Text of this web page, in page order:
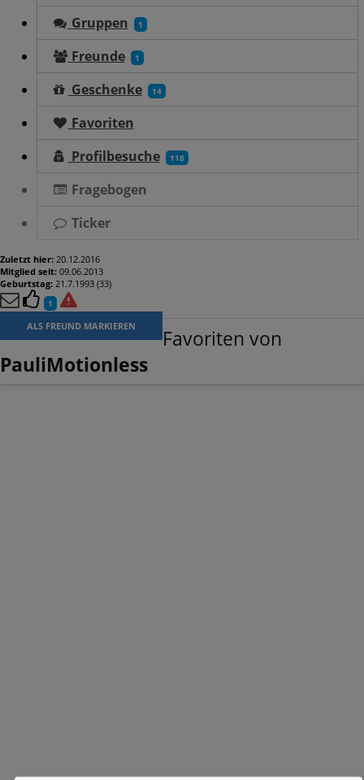
Gruppen
1
Freunde 1
Geschenke 14
Favoriten
Profilbesuche
118
Fragebogen
Ticker
Zuletzt hier: 20.12.2016
Mitglied seit: 09.06.2013
Geburtstag: 21.7.1993 (33)
1
ALS FREUND MARKIEREN
Favoriten von
PauliMotionless